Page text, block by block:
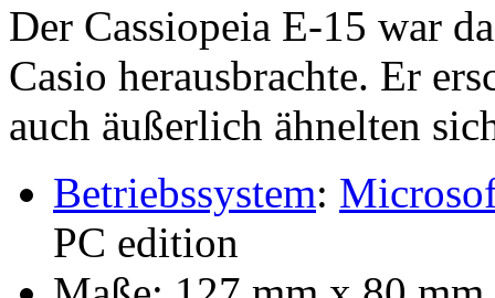
Der Cassiopeia E-15 war
Casio herausbrachte. Er
auch äußerlich ähnelten
Betriebssystem:
PC edition